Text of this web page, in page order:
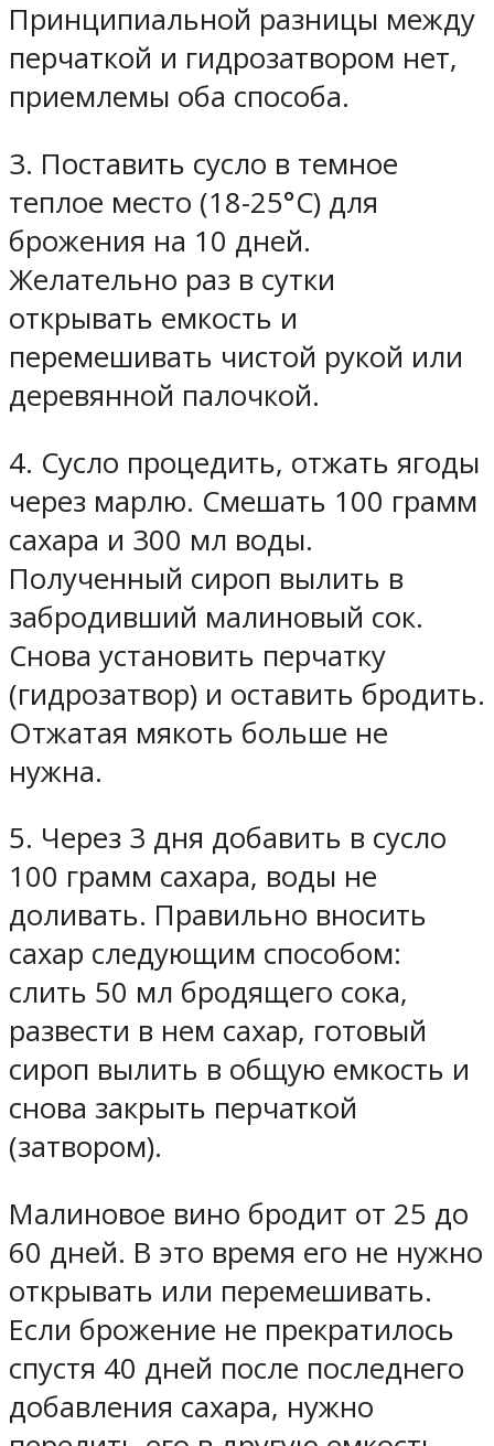
Принципиальной разницы между
перчаткой и гидрозатвором нет,
приемлемы оба способа.
3. Поставить сусло в темное
теплое место (18-25°C) для
брожения на 10 дней.
Желательно раз в сутки
открывать емкость и
перемешивать чистой рукой или
деревянной палочкой.
4. Сусло процедить, отжать ягоды
через марлю. Смешать 100 грамм
сахара и 300 мл воды.
Полученный сироп вылить в
забродивший малиновый сок.
Снова установить перчатку
(гидрозатвор) и оставить бродить.
Отжатая мякоть больше не
нужна.
5. Через 3 дня добавить в сусло
100 грамм сахара, воды не
доливать. Правильно вносить
сахар следующим способом:
слить 50 мл бродящего сока,
развести в нем сахар, готовый
сироп вылить в общую емкость и
снова закрыть перчаткой
(затвором).
Малиновое вино бродит от 25 до
60 дней. В это время его не нужно
открывать или перемешивать.
Если брожение не прекратилось
спустя 40 дней после последнего
добавления сахара, нужно